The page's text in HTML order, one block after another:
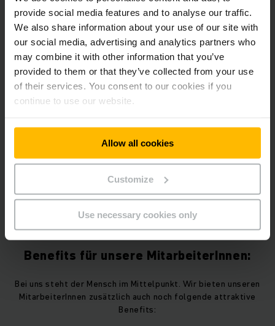
provide social media features and to analyse our traffic.
We also share information about your use of our site with
our social media, advertising and analytics partners who
may combine it with other information that you’ve
provided to them or that they’ve collected from your use
of their services. You consent to our cookies if you
continue to use our website.
Allow all cookies
Customize
Use necessary cookies only
Stellenbörse
Bereit für eine neue Herausforderung? Schaue dir
gleich unsere aktuellen Stellenangebote in der
Stellenbörse an.
Benefits für unsere MitarbeiterInnen:
Bei uns steht der Mensch im Mittelpunkt. Wir bieten unseren
MitarbeiterInnen zusätzlich auch noch folgende attraktive
Benefits: